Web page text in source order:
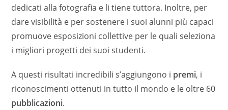
dedicati alla fotografia e li tiene tuttora. Inoltre, per
dare visibilità e per sostenere i suoi alunni più capaci
promuove esposizioni collettive per le quali seleziona
i migliori progetti dei suoi studenti.
A questi risultati incredibili s’aggiungono i premi, i
riconoscimenti ottenuti in tutto il mondo e le oltre 60
pubblicazioni.